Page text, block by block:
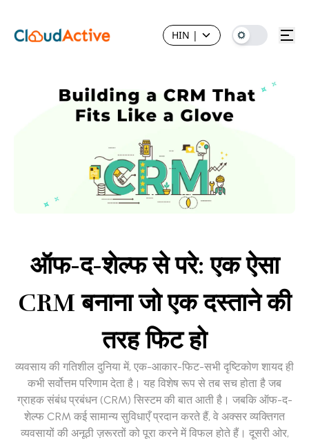
HIN |
ऑफ-द-शेल्फ से परे: एक ऐसा
CRM बनाना जो एक दस्ताने की
तरह फिट हो
व्यवसाय की गतिशील दुनिया में, एक-आकार-फिट-सभी दृष्टिकोण शायद ही
कभी सर्वोत्तम परिणाम देता है। यह विशेष रूप से तब सच होता है जब
ग्राहक संबंध प्रबंधन (CRM) सिस्टम की बात आती है। जबकि ऑफ-द-
शेल्फ CRM कई सामान्य सुविधाएँ प्रदान करते हैं, वे अक्सर व्यक्तिगत
व्यवसायों की अनूठी ज़रूरतों को पूरा करने में विफल होते हैं। दूसरी ओर,